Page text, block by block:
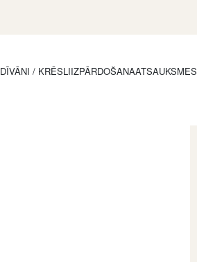
DĪVĀNI / KRĒSLIIZPĀRDOŠANAATSAUKSMES